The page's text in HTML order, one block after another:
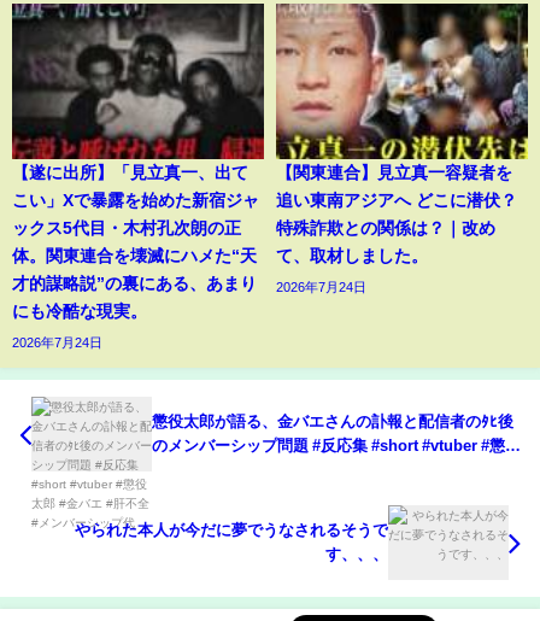
【遂に出所】「見立真一、出て
こい」Xで暴露を始めた新宿ジャ
ックス5代目・木村孔次朗の正
体。関東連合を壊滅にハメた“天
才的謀略説”の裏にある、あまり
にも冷酷な現実。
2026年7月24日
【関東連合】見立真一容疑者を
追い東南アジアへ どこに潜伏？
特殊詐欺との関係は？｜改め
て、取材しました。
2026年7月24日
懲役太郎が語る、金バエさんの訃報と配信者のﾀﾋ後
のメンバーシップ問題 #反応集 #short #vtuber #懲役
やられた本人が今だに夢でうなされるそうで
す、、、